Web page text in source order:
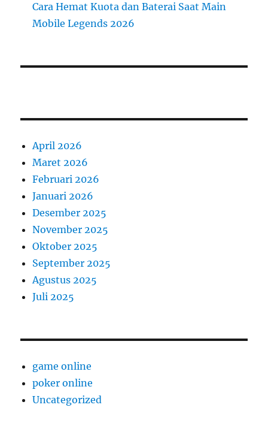
Cara Hemat Kuota dan Baterai Saat Main
Mobile Legends 2026
April 2026
Maret 2026
Februari 2026
Januari 2026
Desember 2025
November 2025
Oktober 2025
September 2025
Agustus 2025
Juli 2025
game online
poker online
Uncategorized